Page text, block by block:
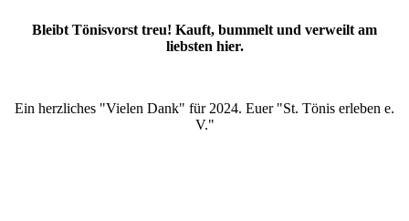
Bleibt Tönisvorst treu! Kauft, bummelt und verweilt am
liebsten hier.
Ein herzliches "Vielen Dank" für 2024. Euer "St. Tönis erleben e.
V."